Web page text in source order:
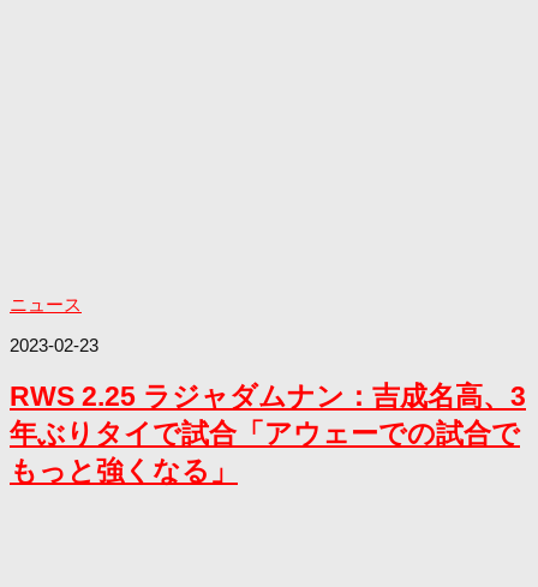
ニュース
2023-02-23
RWS 2.25 ラジャダムナン：吉成名高、3
年ぶりタイで試合「アウェーでの試合で
もっと強くなる」